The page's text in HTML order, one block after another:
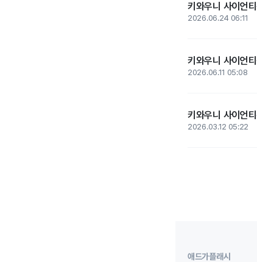
키와우니 사이언
2026.06.24 06:11
키와우니 사이언
2026.06.11 05:08
키와우니 사이언
2026.03.12 05:22
애드가플래시